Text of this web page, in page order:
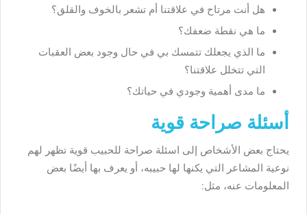
هل أنت مرتاح في علاقتنا أم تشعر بالخوف والقلق؟
ما هي نقطة ضعفك؟
ما الذي يجعلك تتمسك بي في حال وجود بعض العقبات
التي تتخلل علاقتنا؟
ما مدى أهمية وجودي في حياتك؟
أسئلة صراحة قوية
يحتاج بعض الأشخاص إلى اسئلة صراحة للحبيب قوية تظهر لهم
نوعية المشاعر التي يكنها لها حبيبه، أو يعرف بها أيضًا بعض
المعلومات عنه، مثل: